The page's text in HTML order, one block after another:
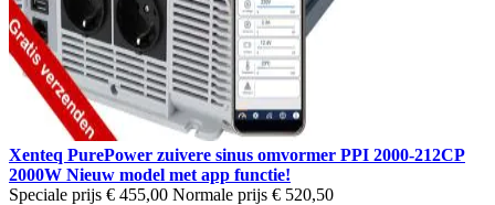
Xenteq PurePower zuivere sinus omvormer PPI 2000-212CP
2000W Nieuw model met app functie!
Speciale prijs € 455,00 Normale prijs € 520,50